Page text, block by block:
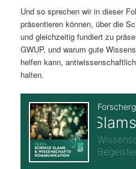
e
n
n
g
e
n
Und so sprechen wir in dieser
präsentieren können, über die
und gleichzeitig fundiert zu
GWUP, und warum gute
helfen kann,
halten.